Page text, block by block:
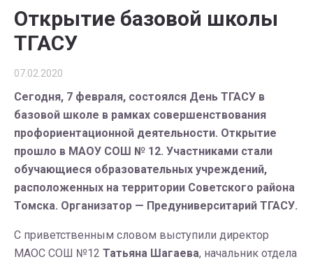
Открытие базовой школы
ТГАСУ
07.02.2020
Сегодня, 7 февраля, состоялся День ТГАСУ в
базовой школе в рамках совершенствования
профориентационной деятельности. Открытие
прошло в МАОУ СОШ № 12. Участниками стали
обучающиеся образовательных учреждений,
расположенных на территории Советского района
Томска. Организатор — Предуниверситарий ТГАСУ.
С приветственным словом выступили директор
МАОС СОШ №12 Татьяна Шагаева, начальник отдела